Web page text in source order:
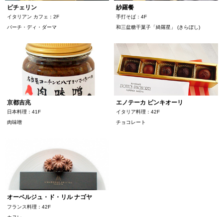
ビチェリン
イタリアン カフェ：2F
バーチ・ディ・ダーマ
紗羅餐
手打そば：4F
和三盆糖干菓子「綺羅星」 (きらぼし)
京都吉兆
日本料理：41F
肉味噌
エノテーカ ピンキオーリ
イタリア料理：42F
チョコレート
オーベルジュ・ド・リル ナゴヤ
フランス料理：42F